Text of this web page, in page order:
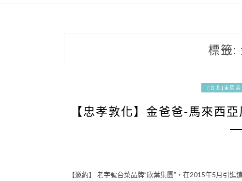
標籤:
[台北]東區美
【忠孝敦化】金爸爸-馬來西
【邀約】 老字號台菜品牌”欣葉集團”，在2015年5月引進